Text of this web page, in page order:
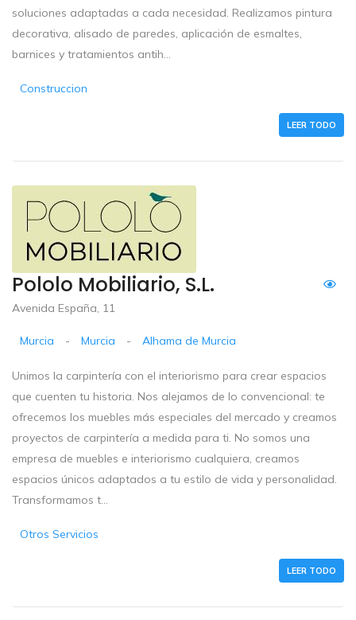
soluciones adaptadas a cada necesidad. Realizamos pintura
decorativa, alisado de paredes, aplicación de esmaltes,
barnices y tratamientos antih...
Construccion
LEER TODO
Pololo Mobiliario, S.L.
Avenida España, 11
Murcia - Murcia - Alhama de Murcia
Unimos la carpintería con el interiorismo para crear espacios
que cuenten tu historia. Nos alejamos de lo convencional: te
ofrecemos los muebles más especiales del mercado y creamos
proyectos de carpintería a medida para ti. No somos una
empresa de muebles e interiorismo cualquiera, creamos
espacios únicos adaptados a tu estilo de vida y personalidad.
Transformamos t...
Otros Servicios
LEER TODO